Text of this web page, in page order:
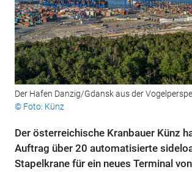
Der Hafen Danzig/Gdansk aus der
© Foto: Künz
Der österreichische Kranbauer Künz
Auftrag über 20 automatisierte
Stapelkrane für ein neues Terminal